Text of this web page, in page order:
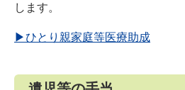
します。
▶ひとり親家庭等医療助成